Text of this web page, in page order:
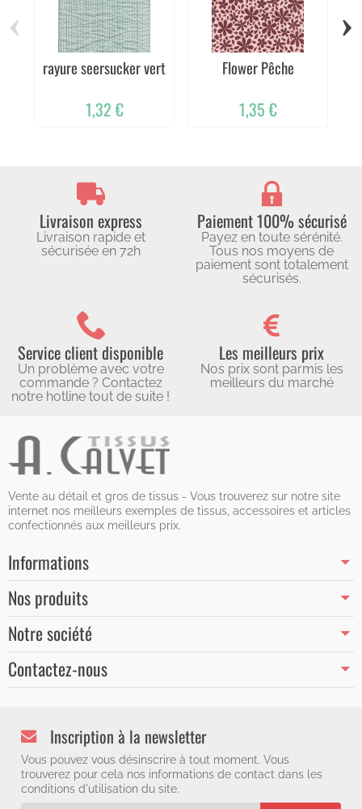
rayure seersucker vert
1,32 €
Flower Pêche
1,35 €
‹ ›
Livraison express
Livraison rapide et
sécurisée en 72h
Paiement 100% sécurisé
Payez en toute sérénité.
Tous nos moyens de
paiement sont totalement
sécurisés.
Service client disponible
Un problème avec votre
commande ? Contactez
notre hotline tout de suite !
Les meilleurs prix
Nos prix sont parmis les
meilleurs du marché
Vente au détail et gros de tissus - Vous trouverez sur notre site
internet nos meilleurs exemples de tissus, accessoires et articles
confectionnés aux meilleurs prix.
Informations
Nos produits
Notre société
Contactez-nous
Inscription à la newsletter
Vous pouvez vous désinscrire à tout moment. Vous
trouverez pour cela nos informations de contact dans les
conditions d'utilisation du site.